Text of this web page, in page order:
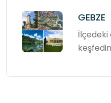
GEBZE
İlçedeki
keşfedin